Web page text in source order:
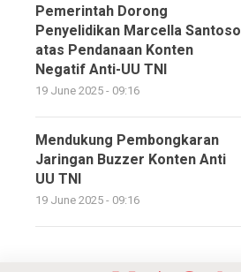
Pemerintah Dorong
Penyelidikan Marcella Santoso
atas Pendanaan Konten
Negatif Anti-UU TNI
19 June 2025 - 09:16
Mendukung Pembongkaran
Jaringan Buzzer Konten Anti
UU TNI
19 June 2025 - 09:16